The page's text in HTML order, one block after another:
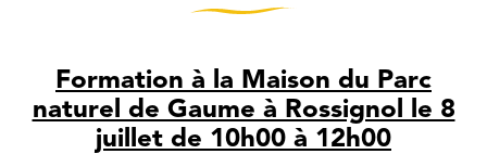
Formation à la Maison du Parc
naturel de Gaume à Rossignol le 8
juillet de 10h00 à 12h00